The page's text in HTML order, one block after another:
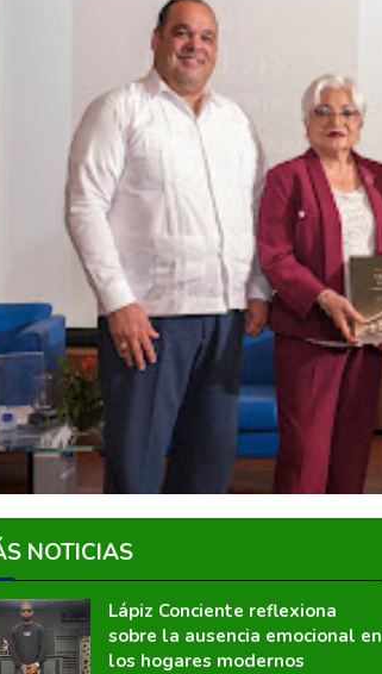
NOTICIAS
Lápiz Conciente reflexiona
sobre la ausencia emocional en
los hogares modernos